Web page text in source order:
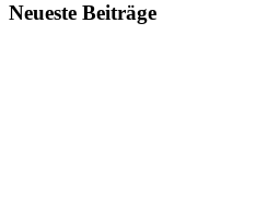
Neueste Beiträge